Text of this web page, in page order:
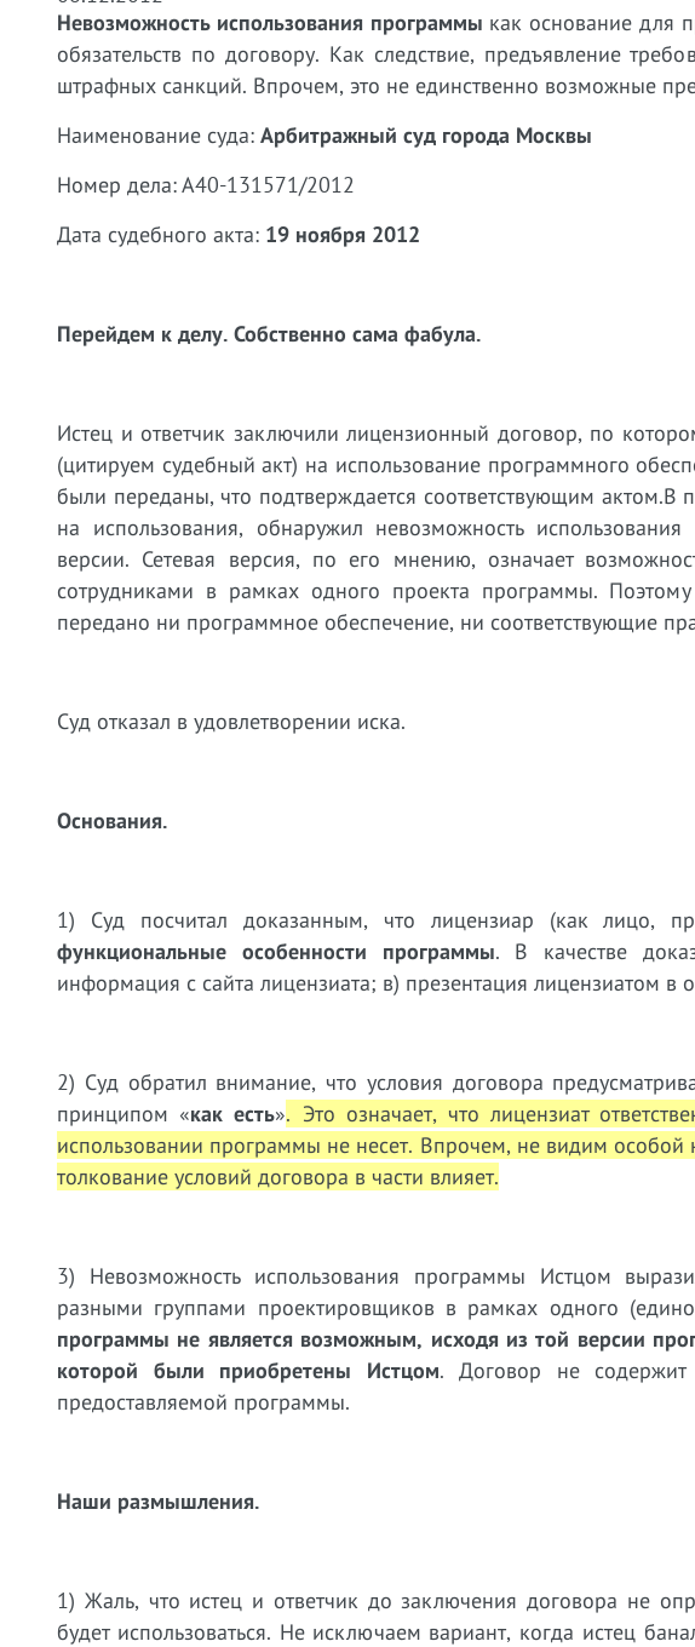
Невозможность использования программы как основание для
обязательств по договору. Как следствие, предъявление
штрафных санкций. Впрочем, это не единственно возможные
Наименование суда: Арбитражный суд города Москвы
Номер дела: А40-131571/2012
Дата судебного акта: 19 ноября 2012
Перейдем к делу. Собственно сама фабула.
Истец и ответчик заключили лицензионный договор, по
(цитируем судебный акт) на использование программного
были переданы, что подтверждается соответствующим
на использования, обнаружил невозможность
версии. Сетевая версия, по его мнению, означает
сотрудниками в рамках одного проекта программы.
передано ни программное обеспечение, ни соответствующие
Суд отказал в удовлетворении иска.
Основания.
1) Суд посчитал доказанным, что лицензиар (как лицо,
функциональные особенности программы. В качестве
информация с сайта лицензиата; в) презентация лицензиатом
2) Суд обратил внимание, что условия договора
принципом «как есть». Это означает, что лицензиат
использовании программы не несет. Впрочем, не видим
толкование условий договора в части влияет.
3) Невозможность использования программы Истцом
разными группами проектировщиков в рамках одного
программы не является возможным, исходя из той версии
которой были приобретены Истцом. Договор не содержит
предоставляемой программы.
Наши размышления.
1) Жаль, что истец и ответчик до заключения договора не
будет использоваться. Не исключаем вариант, когда истец